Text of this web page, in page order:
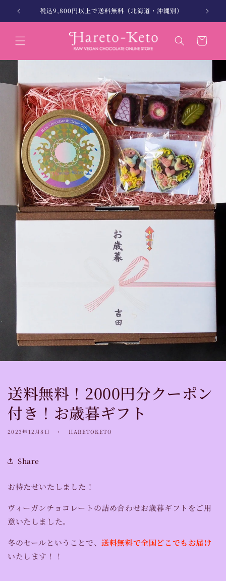
コンテン
ツに進む
税込9,800円以上で送料無料（北海道・沖縄別）
ー
送料無料！2000円分クーポン
付き！お歳暮ギフト
2023年12月8日 HARETOKETO
Share
お待たせいたしました！
ヴィーガンチョコレートの詰め合わせお歳暮ギフトをご用
意いたしました。
冬のセールということで、送料無料で全国どこでもお届け
いたします！！